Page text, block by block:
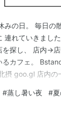
みの日。 毎日の
連れていきまし
を探し、 店内→
るカフェ。
摂 goo.gl 店内の
固めプリン 涼
#蒸し暑い夜 #